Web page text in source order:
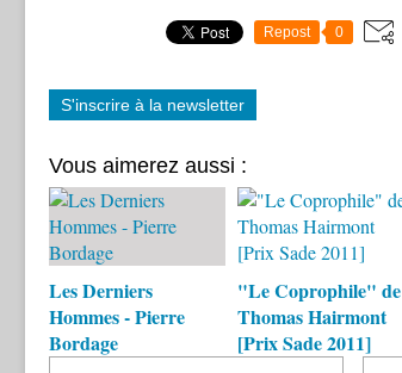
Repost 0
S'inscrire à la newsletter
Vous aimerez aussi :
Les Derniers
Hommes - Pierre
Bordage
"Le Coprophile" de
Thomas Hairmont
[Prix Sade 2011]